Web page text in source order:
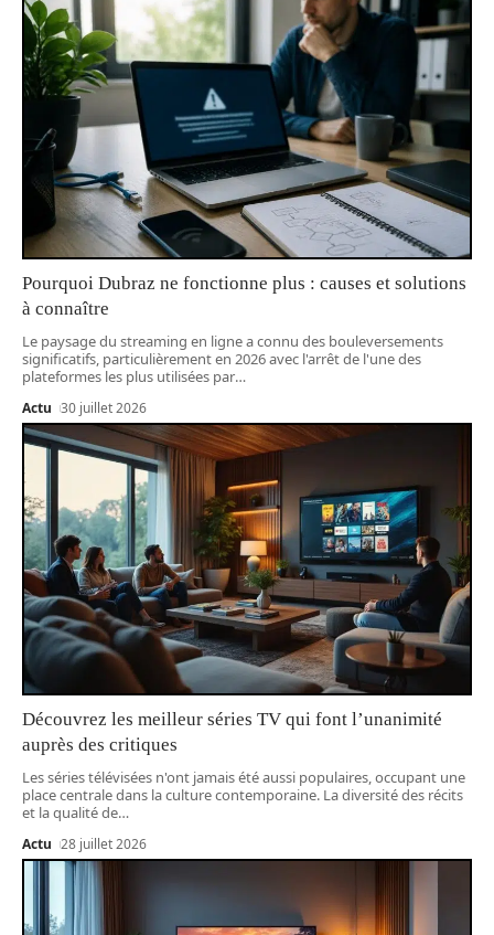
Pourquoi Dubraz ne fonctionne plus : causes et solutions
à connaître
Le paysage du streaming en ligne a connu des bouleversements
significatifs, particulièrement en 2026 avec l'arrêt de l'une des
plateformes les plus utilisées par…
Actu 30 juillet 2026
Découvrez les meilleur séries TV qui font l’unanimité
auprès des critiques
Les séries télévisées n'ont jamais été aussi populaires, occupant une
place centrale dans la culture contemporaine. La diversité des récits
et la qualité de…
Actu 28 juillet 2026